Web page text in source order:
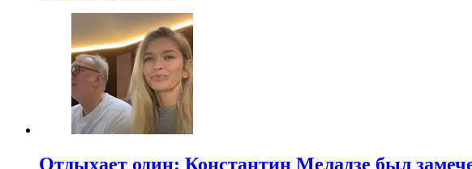
Отдыхает один: Константин Меладзе был